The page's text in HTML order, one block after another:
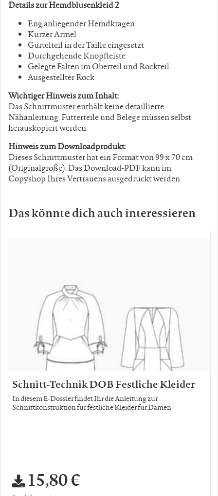
Details zur Hemdblusenkleid 2
Eng anliegender Hemdkragen
Kurzer Ärmel
Gürtelteil in der Taille eingesetzt
Durchgehende Knopfleiste
Gelegte Falten im Oberteil und Rockteil
Ausgestellter Rock
Wichtiger Hinweis zum Inhalt:
Das Schnittmuster enthält keine detaillierte
Nähanleitung. Futterteile und Belege müssen selbst
herauskopiert werden.
Hinweis zum Downloadprodukt:
Dieses Schnittmuster hat ein Format von 99 x 70 cm
(Originalgröße). Das Download-PDF kann im
Copyshop Ihres Vertrauens ausgedruckt werden.
Das könnte dich auch interessieren
Schnitt-Technik DOB Festliche Kleider
In diesem E-Dossier findet Ihr die Anleitung zur
Schnittkonstruktion für festliche Kleider für Damen
15,80 €